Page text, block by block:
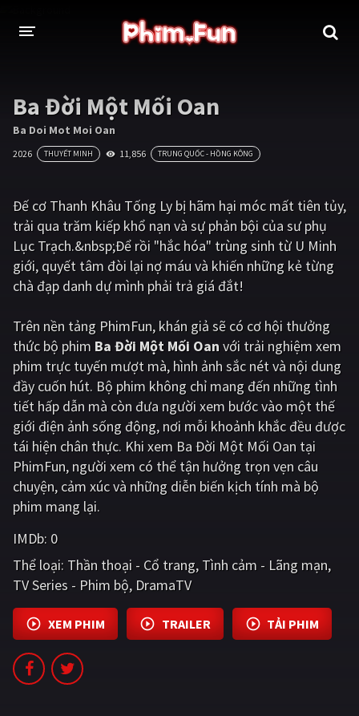
THỂ LOẠI
Thần thoại - Cổ trang
Tâm lý Chiến tranh
Kinh dị Tội phạm - Hình sự
Phiêu lưu Hài hước
Viễn tưởng Khoa học - Tài liệu
Hoạt hình Thể thao
Tình cảm - Lãng mạn Kỳ ảo
Giật gân Gia đình
Bí ẩn Lịch sử
Viễn Tây Tiểu sử
GameShow DramaTV
Âu - Mỹ Trung Quốc - Hồng Kông
Hàn Quốc
Ấn Độ Việt Nam
Tổng hợp
Ba Đời Một Mối Oan
Ba Doi Mot Moi Oan
2026 THUYẾT MINH 11,856 TRUNG QUỐC - HỒNG KÔNG
Đế cơ Thanh Khâu Tống Ly bị hãm hại móc mất tiên tủy,
trải qua trăm kiếp khổ nạn và sự phản bội của sư phụ
Lục Trạch.&nbsp;Để rồi "hắc hóa" trùng sinh từ U Minh
giới, quyết tâm đòi lại nợ máu và khiến những kẻ từng
chà đạp danh dự mình phải trả giá đắt!
Trên nền tảng PhimFun, khán giả sẽ có cơ hội thưởng
thức bộ phim Ba Đời Một Mối Oanvới trải nghiệm xem
phim trực tuyến mượt mà, hình ảnh sắc nét và nội dung
đầy cuốn hút. Bộ phim không chỉ mang đến những tình
tiết hấp dẫn mà còn đưa người xem bước vào một thế
giới điện ảnh sống động, nơi mỗi khoảnh khắc đều được
tái hiện chân thực. Khi xem Ba Đời Một Mối Oan tại
PhimFun, người xem có thể tận hưởng trọn vẹn câu
chuyện, cảm xúc và những diễn biến kịch tính mà bộ
phim mang lại.
IMDb: 0
Thể loại: Thần thoại - Cổ trang Tình cảm - Lãng mạn
TV Series - Phim bộ DramaTV
XEM PHIM TRAILER TẢI PHIM